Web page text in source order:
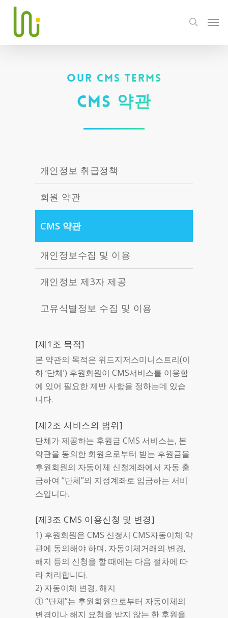
OUR CMS TERMS
CMS 약관
개인정보 취급정책
회원 약관
CMS 약관
개인정보수집 및 이용
개인정보 제3자 제공
고유식별정보 수집 및 이용
[제1조 목적]
본 약관의 목적은 위드지저스미니스트리(이
하 ‘단체’) 후원회원이 CMS서비스를 이용함
에 있어 필요한 제반 사항을 정하는데 있습
니다.
[제2조 서비스의 범위]
단체가 제공하는 후원금 CMS 서비스는, 본
약관을 동의한 회원으로부터 받는 후원금을
후원회원의 자동이체 신청계좌에서 자동 출
금하여 “단체”의 지정계좌로 입금하는 서비
스입니다.
[제3조 CMS 이용신청 및 변경]
1) 후원회원은 CMS 신청시 CMS자동이체 약
관에 동의해야 하며, 자동이체거래의 변경,
해지 등의 신청을 할 때에는 다음 절차에 따
라 처리합니다.
2) 자동이체 변경, 해지
① “단체”는 후원회원으로부터 자동이체의
변경이나 해지 요청을 받지 않는 한 후원을